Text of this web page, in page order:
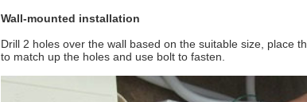
Wall-mounted installation
Drill 2 holes over the wall based on the suitable size, place
to match up the holes and use bolt to fasten.